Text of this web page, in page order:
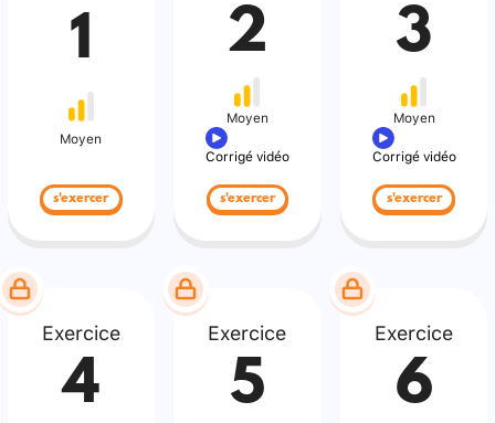
1
Moyen
s'exercer
2
Moyen
Corrigé vidéo
s'exercer
3
Moyen
Corrigé vidéo
s'exercer
Exercice
4
Exercice
5
Exercice
6